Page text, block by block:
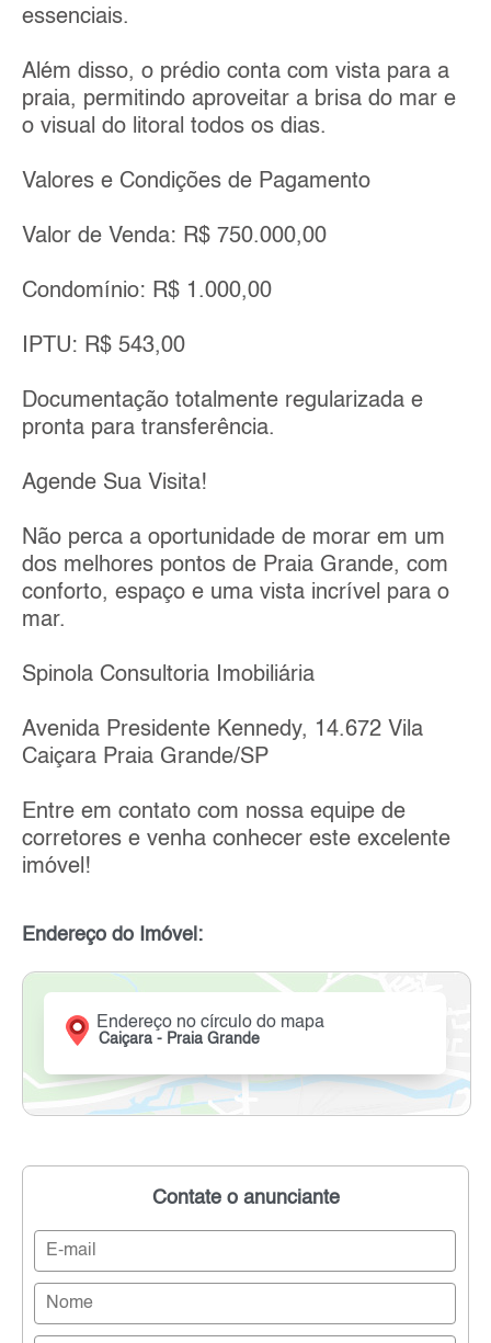
essenciais.
Além disso, o prédio conta com vista para a
praia, permitindo aproveitar a brisa do mar e
o visual do litoral todos os dias.
Valores e Condições de Pagamento
Valor de Venda: R$ 750.000,00
Condomínio: R$ 1.000,00
IPTU: R$ 543,00
Documentação totalmente regularizada e
pronta para transferência.
Agende Sua Visita!
Não perca a oportunidade de morar em um
dos melhores pontos de Praia Grande, com
conforto, espaço e uma vista incrível para o
mar.
Spinola Consultoria Imobiliária
Avenida Presidente Kennedy, 14.672 Vila
Caiçara Praia Grande/SP
Entre em contato com nossa equipe de
corretores e venha conhecer este excelente
imóvel!
Endereço do Imóvel:
Endereço no círculo do mapa
Caiçara - Praia Grande
Contate o anunciante